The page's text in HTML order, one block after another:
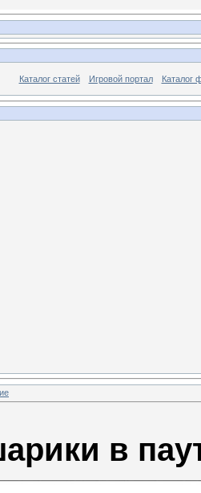
Каталог статей Игровой портал Каталог
в